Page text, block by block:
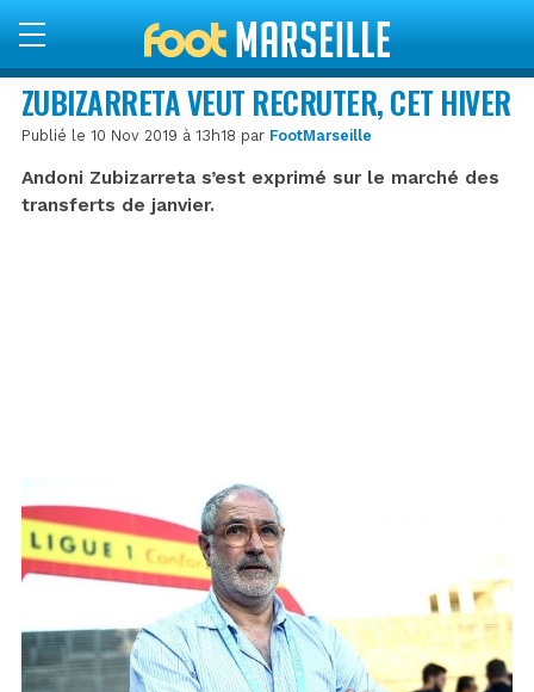
ZUBIZARRETA VEUT RECRUTER, CET HIVER
Publié le 10 Nov 2019 à 13h18 par FootMarseille
Andoni Zubizarreta s’est exprimé sur le marché des
transferts de janvier.